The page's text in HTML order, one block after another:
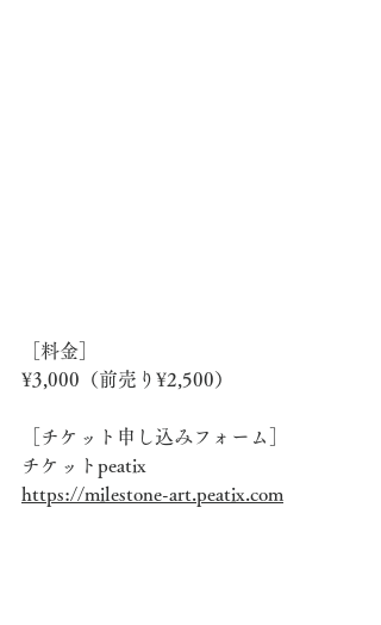
［料金］
¥3,000（前売り¥2,500）
［チケット申し込みフォーム］
チケットpeatix
https://milestone-art.peatix.com